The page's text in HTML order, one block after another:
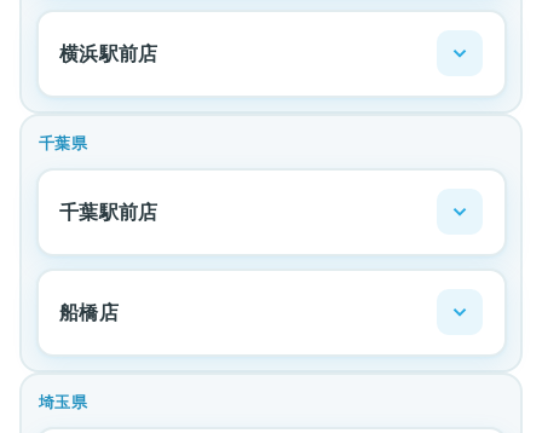
横浜駅前店
千葉県
千葉駅前店
船橋店
埼玉県